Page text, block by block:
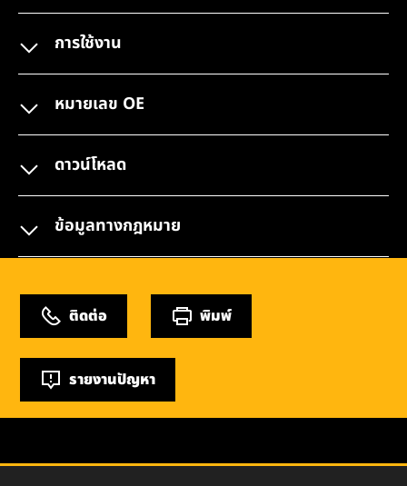
การใช้งาน
หมายเลข OE
ดาวน์โหลด
ข้อมูลทางกฎหมาย
ติดต่อ พิมพ์
รายงานปัญหา